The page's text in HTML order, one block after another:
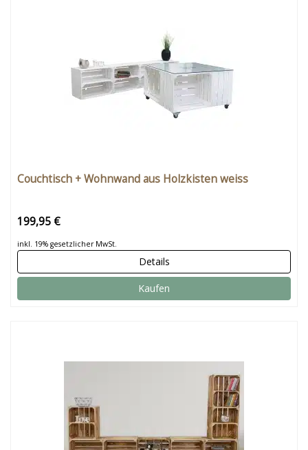
Couchtisch + Wohnwand aus Holzkisten weiss
199,95 €
inkl. 19% gesetzlicher MwSt.
Details
Kaufen